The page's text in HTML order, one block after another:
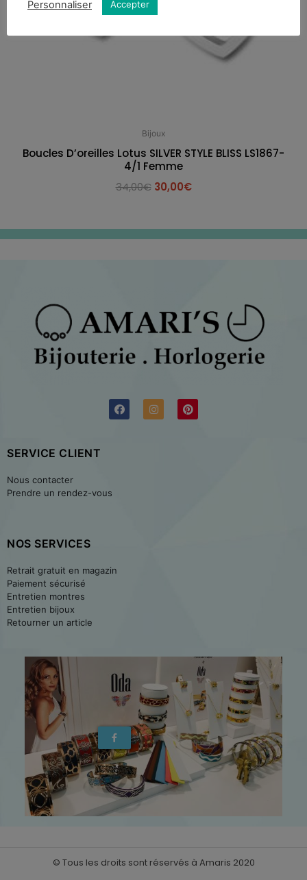
Bijoux
Boucles D’oreilles Lotus SILVER STYLE BLISS LS1867-
4/1 Femme
34,00€ 30,00€
SERVICE CLIENT
Nous contacter
Prendre un rendez-vous
NOS SERVICES
Retrait gratuit en magazin
Paiement sécurisé
Entretien montres
Entretien bijoux
Retourner un article
© Tous les droits sont réservés à Amaris 2020
Personnaliser Accepter